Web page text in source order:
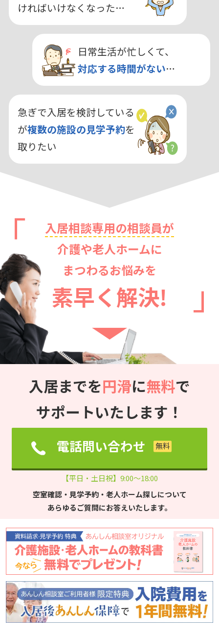
ければいけなくなった…
日常生活が忙しくて、
対応する時間がない…
急ぎで入居を検討している
が複数の施設の見学予約を
取りたい
入居相談専用の相談員が
介護や老人ホームに
まつわるお悩みを
素早く解決!
入居までを円滑に無料で
サポートいたします！
電話問い合わせ
【平日・土日祝】9:00～18:00
空室確認・見学予約・老人ホーム探しについて
あらゆるご質問にお答えいたします。